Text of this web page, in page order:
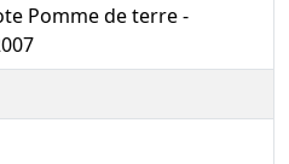
Pomme de terre -